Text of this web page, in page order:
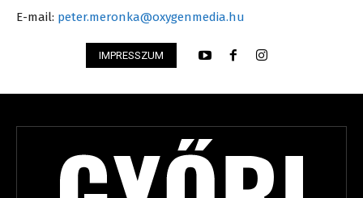
E-mail: peter.meronka@oxygenmedia.hu
IMPRESSZUM